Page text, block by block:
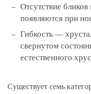
Отсутствие
появляются при
Гибкость —
свернутом
естественного
Существует семь